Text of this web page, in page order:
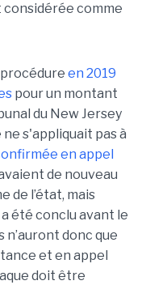
considérée comme
en 2019
pour un montant
du New Jersey
s'appliquait pas à
en appel
de nouveau
de l’état, mais
été conclu avant le
donc que
et en appel
doit être